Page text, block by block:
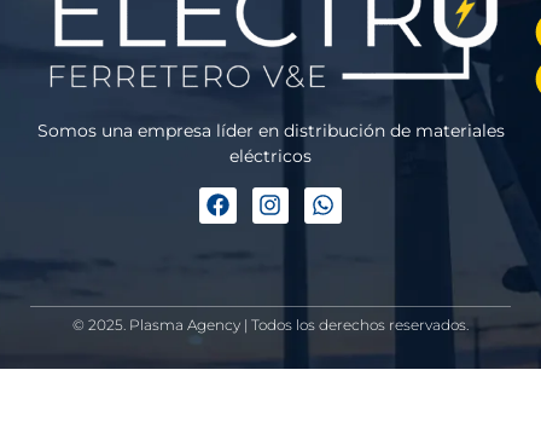
Somos una empresa líder en distribución de materiales
eléctricos
© 2025. Plasma Agency | Todos los derechos reservados.